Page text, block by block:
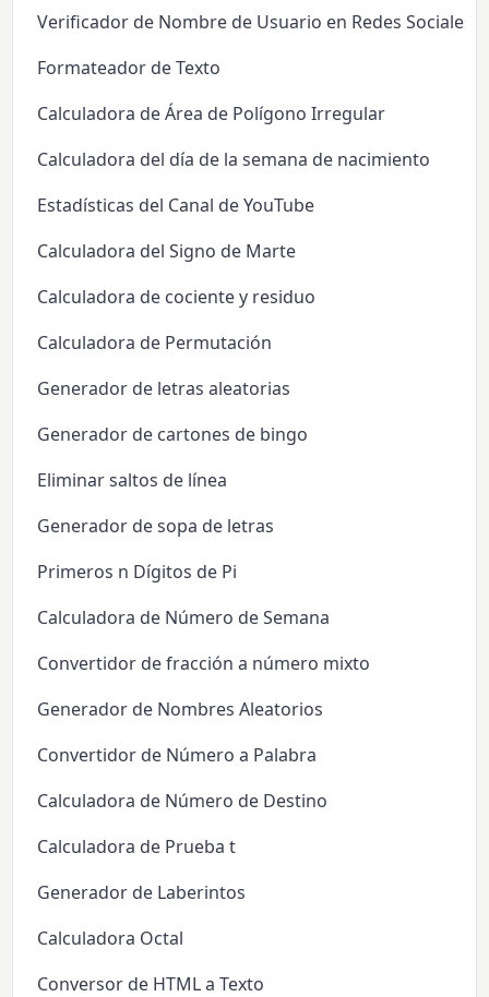
Verificador de Nombre de Usuario en Redes Sociales
Formateador de Texto
Calculadora de Área de Polígono Irregular
Calculadora del día de la semana de nacimiento
Estadísticas del Canal de YouTube
Calculadora del Signo de Marte
Calculadora de cociente y residuo
Calculadora de Permutación
Generador de letras aleatorias
Generador de cartones de bingo
Eliminar saltos de línea
Generador de sopa de letras
Primeros n Dígitos de Pi
Calculadora de Número de Semana
Convertidor de fracción a número mixto
Generador de Nombres Aleatorios
Convertidor de Número a Palabra
Calculadora de Número de Destino
Calculadora de Prueba t
Generador de Laberintos
Calculadora Octal
Conversor de HTML a Texto